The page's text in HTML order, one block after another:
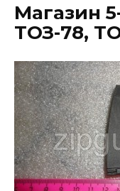
Магазин
ТОЗ-78,